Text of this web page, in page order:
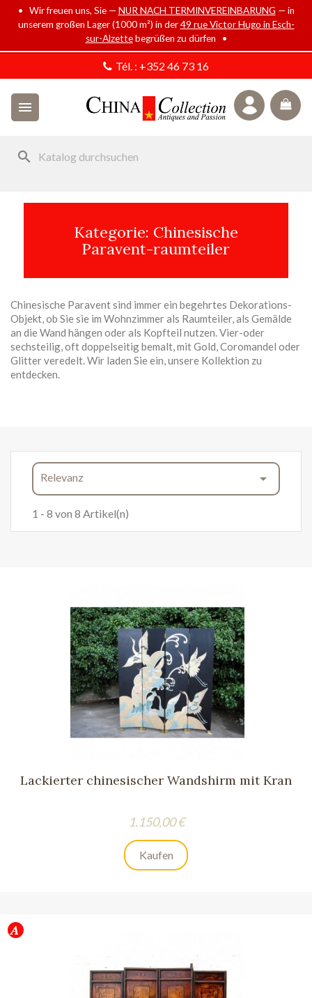
• Wir freuen uns, Sie — NUR NACH TERMINVEREINBARUNG — in
unserem großen Lager (1000 m²) in der49 rue Victor Hugo in Esch-
sur-Alzettebegrüßen zu dürfen •
Tél. : +352 46 73 16

search
Kategorie: Chinesische
Paravent-raumteiler
Chinesische Paravent sind immer ein begehrtes Dekorations-
Objekt, ob Sie sie im Wohnzimmer als Raumteiler, als Gemälde
an die Wand hängen oder als Kopfteil nutzen. Vier-oder
sechsteilig, oft doppelseitig bemalt, mit Gold, Coromandel oder
Glitter veredelt. Wir laden Sie ein, unsere Kollektion zu
entdecken.
Relevanz 
1 - 8 von 8 Artikel(n)
Lackierter chinesischer Wandshirm mit Kran
Preis
1.150,00 €
Kaufen